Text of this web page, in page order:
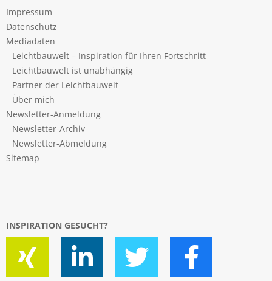
Impressum
Datenschutz
Mediadaten
Leichtbauwelt – Inspiration für Ihren Fortschritt
Leichtbauwelt ist unabhängig
Partner der Leichtbauwelt
Über mich
Newsletter-Anmeldung
Newsletter-Archiv
Newsletter-Abmeldung
Sitemap
INSPIRATION GESUCHT?